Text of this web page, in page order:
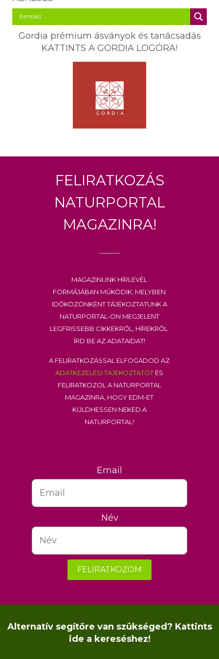
Gordia prémium ásványok és tanácsadás
KATTINTS A GORDIA LOGÓRA!
Feliratkozás
Naturportal
Magazinra!
Magazinunk hírlevél
formájában működik, melyben
időközönként tájékoztatunk a
Naturportal-on megjelent
legfrissebb cikkekről, hírekről.
Írd be az adataidat!
A feliratkozással elfogadod az
adatkezelési tájékoztatótés
feliratkozol a Naturportal
Magazinra, hogy EDM-et
küldhessen neked a
Naturportal!
Email
Név
FELIRATKOZOM
Alternatív segítőre van szükséged? Kattints
ide a kereséshez!